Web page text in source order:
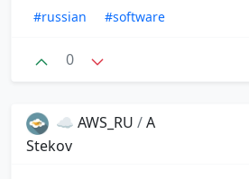
#russian
#software
0
☁️ AWS_RU /A
Stekov